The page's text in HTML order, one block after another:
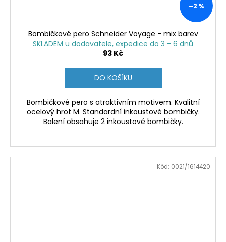
–2 %
Bombičkové pero Schneider Voyage - mix barev
SKLADEM u dodavatele, expedice do 3 - 6 dnů
93 Kč
DO KOŠÍKU
Bombičkové pero s atraktivním motivem. Kvalitní
ocelový hrot M. Standardní inkoustové bombičky.
Balení obsahuje 2 inkoustové bombičky.
Kód: 0021/1614420